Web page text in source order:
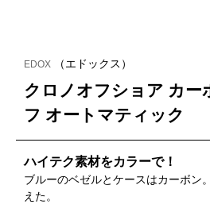
EDOX （エドックス）
クロノオフショア カー
フ オートマティック
ハイテク素材をカラーで！
ブルーのベゼルとケースはカーボン
えた。